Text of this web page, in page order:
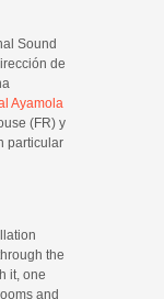
Sound
de
Ayamola
(FR) y
particular
the
it, one
and